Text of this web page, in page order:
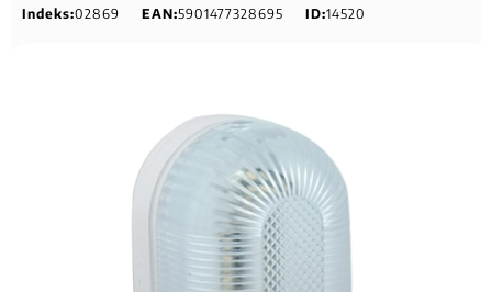
Indeks:02869 EAN:5901477328695 ID:14520